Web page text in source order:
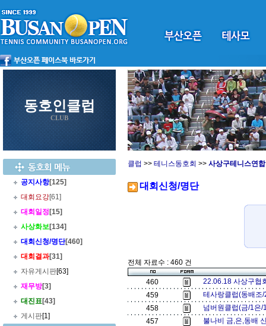
동호인클럽
CLUB
공지사항[125]
대회요강[61]
대회일정 [15]
사상화보[134]
대회신청/명단[460]
대회결과[31]
자유게시판[63]
재무방[3]
대진표[43]
게시판[1]
클럽 >> 테니스동호회 >> 사상구테니스연
대회신청/명단
전체 자료수 : 460 건
460
22.06.18 사상구협
459
테사랑클럽(동배
458
넘버원클럽(금/1은
457
불나비 금,은,동배